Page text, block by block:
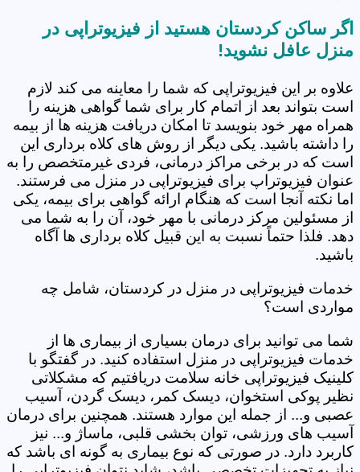
اگر ساکن کردستان هستید از فیزیوتراپی در
منزل عافل نشوید!
علاوه بر این فیزیوتراپی که شما را معاینه می کند لازم
است بتواند بعد از اتمام کار برای شما گواهی هزینه را
همراه مهر خود بنویسد تا امکان دریافت هزینه ها از بیمه
را داشته باشید. یکی دیگر از روش های کلاه برداری این
است که در برخی مراکز درمانی، فردی غیرمتخصص را به
عنوان فیزیوتراپ برای فیزیوتراپی در منزل می فرستند.
اما نکته آنجا است که هنگام ارائه گواهی برای بیمه، یکی
از مسئولین مرکز درمانی با مهر خود، آن را به شما می
دهد. فلذا حتماً نسبت به این قبیل کلاه برداری ها آگاه
باشید.
خدمات فیزیوتراپی در منزل در کردستان، شامل چه
مواردی است؟
شما می توانید برای درمان بسیاری از بیماری ها از
خدمات فیزیوتراپی در منزل استفاده کنید. در گفتگو با
کلینیک فیزیوتراپی خانه سلامت دریافتیم که مشکلاتی
نظیر پوکی استخوان، دیسک کمر، دیسک گردن، آسیب
عصبی و... از جمله این موارد هستند. همچنین برای درمان
آسیب های ورزشی، توان بخشی قلبی، ماساژ و... نیز
کاربرد دارد. در صورتی که نوع بیماری به گونه ای باشد که